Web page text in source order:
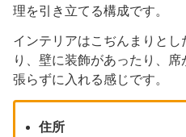
理を引き立てる構成です。
インテリアはこぢんまりと
り、壁に装飾があったり、
張らずに入れる感じです。
住所